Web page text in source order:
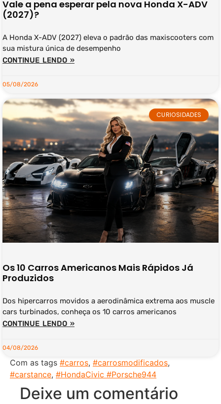
Vale a pena esperar pela nova Honda X-ADV
(2027)?
A Honda X-ADV (2027) eleva o padrão das maxiscooters com
sua mistura única de desempenho
CONTINUE LENDO »
05/08/2026
CURIOSIDADES
Os 10 Carros Americanos Mais Rápidos Já
Produzidos
Dos hipercarros movidos a aerodinâmica extrema aos muscle
cars turbinados, conheça os 10 carros americanos
CONTINUE LENDO »
04/08/2026
Com as tags #carros, #carrosmodificados,
#carstance, #HondaCivic #Porsche944
Deixe um comentário